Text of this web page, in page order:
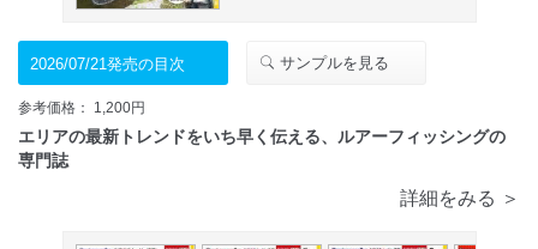
2026/07/21発売の目次 サンプルを見る
参考価格： 1,200円
エリアの最新トレンドをいち早く伝える、ルアーフィッシングの
専門誌
詳細をみる ＞